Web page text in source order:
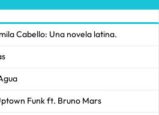
Cabello: Una novela latina.
Funk ft. Bruno Mars